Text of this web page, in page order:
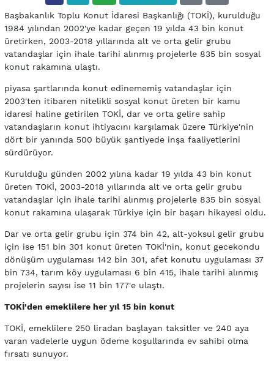
Başbakanlık Toplu Konut İdaresi Başkanlığı (TOKİ), kurulduğu
1984 yılından 2002'ye kadar geçen 19 yılda 43 bin konut
üretirken, 2003-2018 yıllarında alt ve orta gelir grubu
vatandaşlar için ihale tarihi alınmış projelerle 835 bin sosyal
konut rakamına ulaştı.
piyasa şartlarında konut edinememiş vatandaşlar için
2003'ten itibaren nitelikli sosyal konut üreten bir kamu
idaresi haline getirilen TOKİ, dar ve orta gelire sahip
vatandaşların konut ihtiyacını karşılamak üzere Türkiye'nin
dört bir yanında 500 büyük şantiyede inşa faaliyetlerini
sürdürüyor.
Kurulduğu günden 2002 yılına kadar 19 yılda 43 bin konut
üreten TOKİ, 2003-2018 yıllarında alt ve orta gelir grubu
vatandaşlar için ihale tarihi alınmış projelerle 835 bin sosyal
konut rakamına ulaşarak Türkiye için bir başarı hikayesi oldu.
Dar ve orta gelir grubu için 374 bin 42, alt-yoksul gelir grubu
için ise 151 bin 301 konut üreten TOKİ'nin, konut gecekondu
dönüşüm uygulaması 142 bin 301, afet konutu uygulaması 37
bin 734, tarım köy uygulaması 6 bin 415, ihale tarihi alınmış
projelerin sayısı ise 11 bin 177'e ulaştı.
TOKİ'den emeklilere her yıl 15 bin konut
TOKİ, emeklilere 250 liradan başlayan taksitler ve 240 aya
varan vadelerle uygun ödeme koşullarında ev sahibi olma
fırsatı sunuyor.